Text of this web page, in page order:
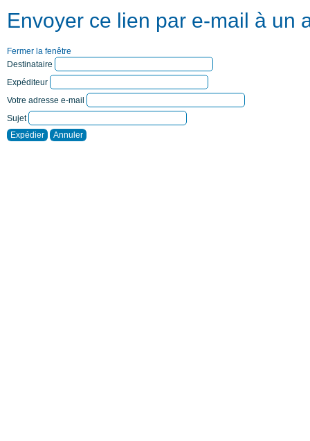
Envoyer ce lien par e-mail à un
Fermer la fenêtre
Destinataire
Expéditeur
Votre adresse e-mail
Sujet
Expédier
Annuler